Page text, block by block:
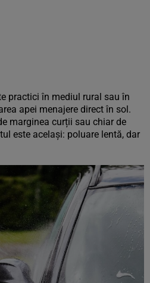
practici în mediul rural sau în
apei menajere direct în sol.
marginea curții sau chiar de
este același: poluare lentă, dar